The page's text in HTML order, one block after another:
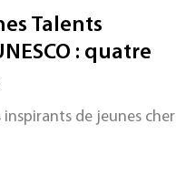
de l'impression 3D.
Talents
: quatre
de jeunes